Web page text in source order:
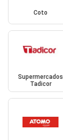
Coto
Supermercados
Tadicor